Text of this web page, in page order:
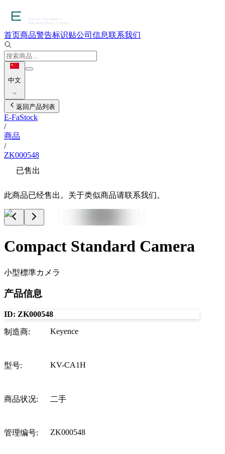
首页商品警告标识贴公司信息联系我们
中文
返回产品列表
E-FaStock
/
商品
/
ZK000548
已售出
此商品已经售出。关于类似商品请联系我们。
Compact Standard Camera
小型標準カメラ
产品信息
ID: ZK000548
制造商: Keyence
型号: KV-CA1H
商品状况: 二手
管理编号: ZK000548